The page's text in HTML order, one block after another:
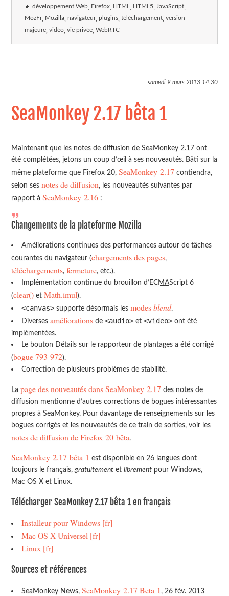
développement Web Firefox HTML HTML5 JavaScript
MozFr Mozilla navigateur plugins téléchargement version
majeure vidéo vie privée WebRTC
samedi 9 mars 201314:30
SeaMonkey 2.17 bêta 1
Maintenant que les notes de diffusion de SeaMonkey 2.17 ont
été complétées, jetons un coup d’œil à ses nouveautés. Bâti sur la
même plateforme que Firefox 20,SeaMonkey 2.17 contiendra,
selon sesnotes de diffusion, les nouveautés suivantes par
rapport àSeaMonkey 2.16 :
Changements de la plateforme Mozilla
Améliorations continues des performances autour de tâches
courantes du navigateur (chargements des pages,
téléchargements,fermeture, etc.).
Implémentation continue du brouillon d’ECMAScript 6
(clear() etMath.imul).
<canvas>supporte désormais les modesblend.
Diverses améliorationsde <audio>et <video>ont été
implémentées.
Le bouton Détails sur le rapporteur de plantages a été corrigé
(bogue 793 972).
Correction de plusieurs problèmes de stabilité.
Lapage des nouveautés dans SeaMonkey 2.17 des notes de
diffusion mentionne d’autres corrections de bogues intéressantes
propres à SeaMonkey. Pour davantage de renseignements sur les
bogues corrigés et les nouveautés de ce train de sorties, voir les
notes de diffusion de Firefox 20 bêta.
SeaMonkey 2.17 bêta 1 est disponible en 26 langues dont
toujours le français,gratuitement etlibrement pour Windows,
Mac OS X et Linux.
Télécharger SeaMonkey 2.17 bêta 1 en français
Installeur pour Windows [fr]
Mac OS X Universel [fr]
Linux [fr]
Sources et références
SeaMonkey News, SeaMonkey 2.17 Beta 1 , 26 fév. 2013